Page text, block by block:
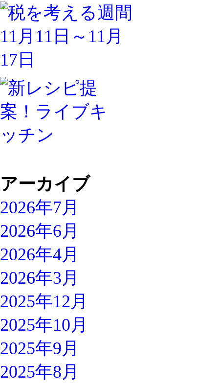
アーカイブ
2026年7月
2026年6月
2026年4月
2026年3月
2025年12月
2025年10月
2025年9月
2025年8月